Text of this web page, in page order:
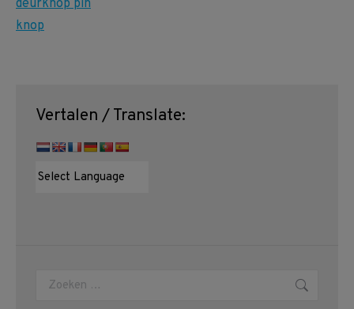
Vertalen / Translate:
Zoeken: